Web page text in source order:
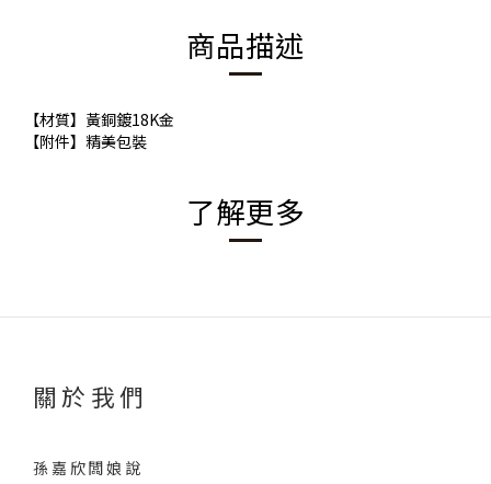
商品描述
【材質】黃銅鍍18K金
【附件】精美包裝
了解更多
關於我們
孫嘉欣闆娘說